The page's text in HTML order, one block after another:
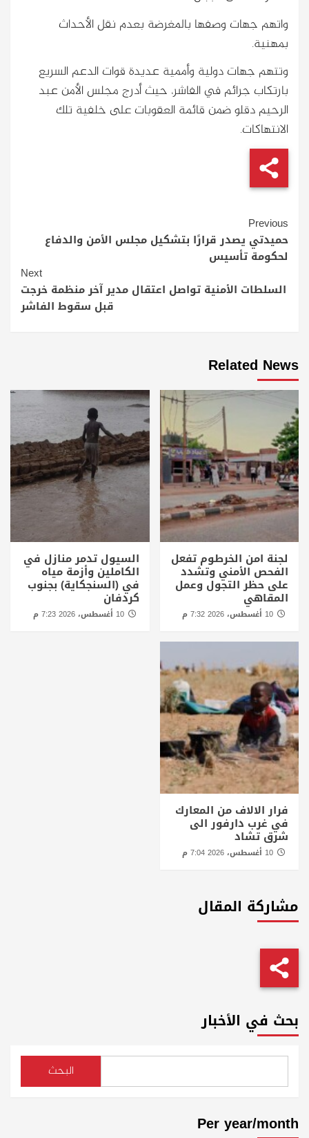
واتهم جهات وصفها بالمغرضة بعدم نقل الأحداث
بمهنية.
وتتهم جهات دولية وأممية عديدة قوات الدعم السريع
بارتكاب جرائم في الفاشر، حيث أدرج مجلس الأمن عبد
الرحيم دقلو ضمن قائمة العقوبات على خلفية تلك
الانتهاكات.
Continue
Reading
Previous
حميدتي يصدر قرارًا بتشكيل مجلس الأمن والدفاع
لحكومة تأسيس
Next
السلطات الأمنية تواصل اعتقال مدير آخر منظمة خرجت
قبل سقوط الفاشر
Related News
لجنة امن الخرطوم تفعل
الفحص الأمني وتشدد
على حظر التجول وعمل
المقاهي
السيول تدمر منازل في
الكاملين وأزمة مياه
في (السنجكاية) بجنوب
كردفان
10 أغسطس، 2026 7:23 م
فرار الالاف من المعارك
في غرب دارفور الى
شرق تشاد
مشاركة المقال
بحث في الأخبار
البحث
Per year/month